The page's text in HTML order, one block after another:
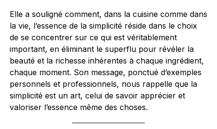
Elle a souligné comment, dans la cuisine comme dans
la vie, l’essence de la simplicité réside dans le choix
de se concentrer sur ce qui est véritablement
important, en éliminant le superflu pour révéler la
beauté et la richesse inhérentes à chaque ingrédient,
chaque moment. Son message, ponctué d’exemples
personnels et professionnels, nous rappelle que la
simplicité est un art, celui de savoir apprécier et
valoriser l’essence même des choses.